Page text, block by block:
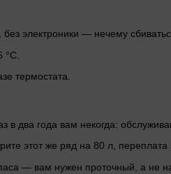
электроники — нечему
термостата.
в два года вам некогда:
этот же ряд на 80 л,
— вам нужен проточный, а не